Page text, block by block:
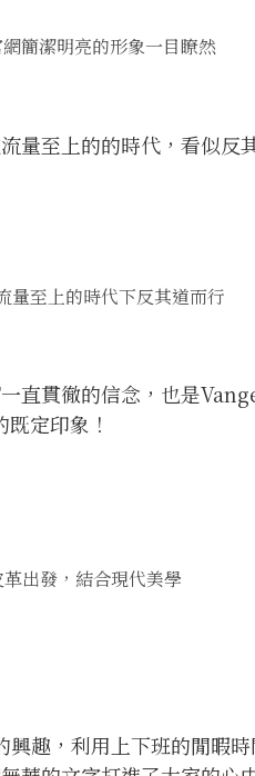
簡潔明亮的形象一目瞭然
量至上的的時代，看似
量至上的時代下反其道而行
直貫徹的信念，也是
定印象！
出發，結合現代美學
趣，利用上下班的閒暇